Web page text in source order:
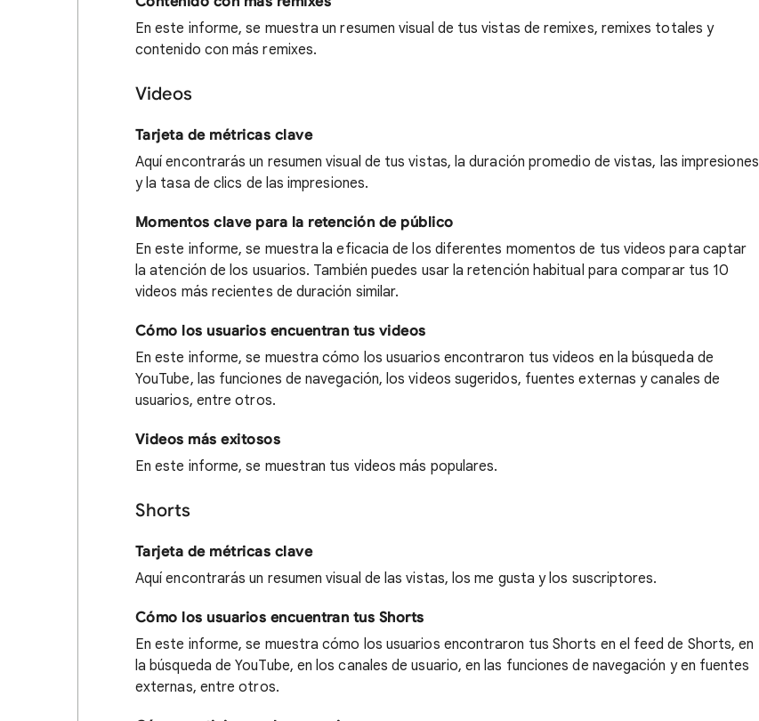
En este informe, se muestra un resumen visual de tus vistas de remixes, remixes totales y
contenido con más remixes.
Videos
Tarjeta de métricas clave
Aquí encontrarás un resumen visual de tus vistas, la duración promedio de vistas, las impresiones
y la tasa de clics de las impresiones.
Momentos clave para la retención de público
En este informe, se muestra la eficacia de los diferentes momentos de tus videos para captar
la atención de los usuarios. También puedes usar la retención habitual para comparar tus 10
videos más recientes de duración similar.
Cómo los usuarios encuentran tus videos
En este informe, se muestra cómo los usuarios encontraron tus videos en la búsqueda de
YouTube, las funciones de navegación, los videos sugeridos, fuentes externas y canales de
usuarios, entre otros.
Videos más exitosos
En este informe, se muestran tus videos más populares.
Shorts
Tarjeta de métricas clave
Aquí encontrarás un resumen visual de las vistas, los me gusta y los suscriptores.
Cómo los usuarios encuentran tus Shorts
En este informe, se muestra cómo los usuarios encontraron tus Shorts en el feed de Shorts, en
la búsqueda de YouTube, en los canales de usuario, en las funciones de navegación y en fuentes
externas, entre otros.